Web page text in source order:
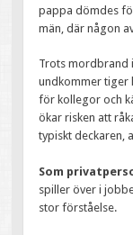
pappa dömdes
män, där någon
Trots mordbrand
undkommer tiger
för kollegor och
ökar risken att
typiskt deckaren,
Som
spiller över i
stor förståelse.